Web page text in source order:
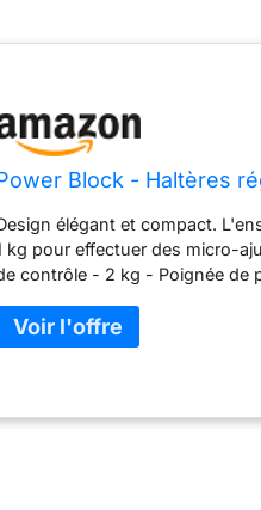
Block - Haltères
élégant et compact.
kg pour effectuer des micro-
contrôle - 2 kg - Poignée de
plaques de 5 kg - Faciles à
pour un réglage